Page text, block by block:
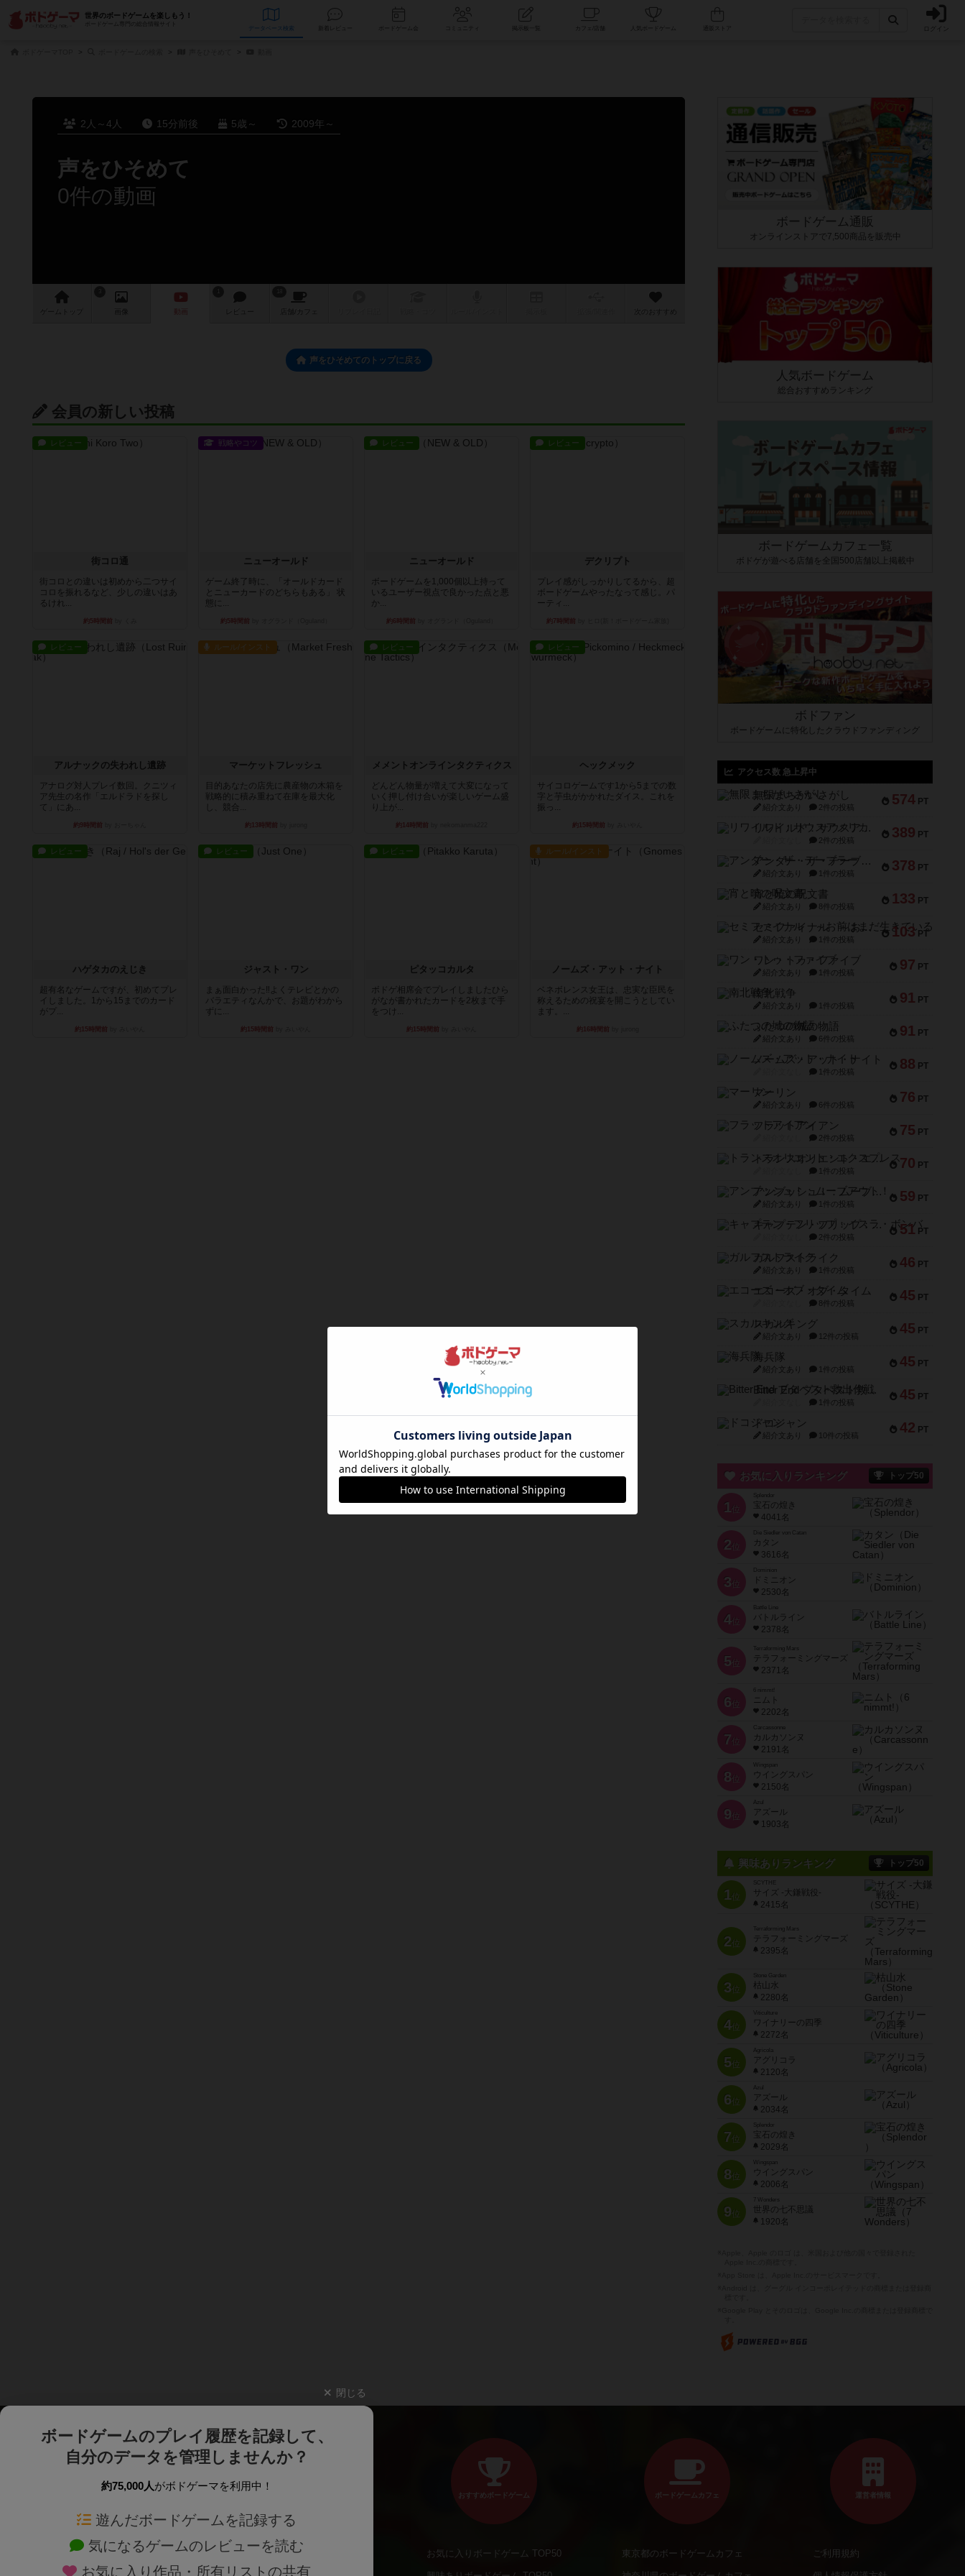
世界のボードゲームを楽しもう！
ボードゲーム専門の総合情報サイト
データベース コミュニティ 人気ボードゲーム ログイン
2人～4人 15分前後 5歳～ 2009年～
声をひそめて
0件の動画
ゲーム 画像 店舗/ カフェ 次のおすすめ
声をひそめてのトップに戻る
会員の新しい投稿
レビュー
街コロ通
街コロとの違いは初めから二つサイ
コロを振れるなど、少しの違いはあ
るけれ...
約5時間前
戦略やコツ
ニューオールド
ゲーム終了時に、「オールドカード
とニューカードのどちらもある」 状
態に...
約5時間前
レビュー
ニューオールド
ボードゲームを1,000個以上持って
いるユーザー視点で良かった点と悪
か...
約6時間前
レビュー
デクリプト
プレイ感がしっかりしてるから、超
ボードゲームやったなって感じ。パ
ーティ...
約7時間前
レビュー
アルナックの失われし遺跡
アナログ対人プレイ数回。クニツィ
ア先生の名作「エルドラドを探し
て」にあ...
約9時間前
ルール/インスト
マーケットフレッシュ
目的あなたの店先に農産物の木箱を
戦略的に積み重ねて在庫を最大化
し、競合...
約13時間前
レビュー
メメントオンラインタクティクス
どんどん物量が増えて大変になって
いく押し付け合いが楽しいゲーム盛
り上が...
約14時間前
レビュー
ヘックメック
サイコロゲームです1から5までの数
字と芋虫がかかれたダイス。これを
振っ...
約15時間前
レビュー
ハゲタカのえじき
超有名なゲームですが、初めてプレ
イしました。1から15までのカード
がプ...
約15時間前
レビュー
ジャスト・ワン
まぁ面白かった‼️よくテレビとかの
バラエティなんかで、お題がわから
ずに...
約15時間前
レビュー
ピタッコカルタ
ボドゲ相席会でプレイしましたひら
がなが書かれたカードを2枚まで手
をつけ...
約15時間前
ルール/インスト
ノームズ・アット・ナイト
ベネボレンス女王は、忠実な臣民を
称えるための祝宴を開こうとしてい
ます。...
約16時間前
ボードゲーム通販
オンラインストアで7,500商品を販売中
人気ボードゲーム
総合おすすめランキング
ボードゲームカフェ一覧
ボドゲが遊べる店舗を全国500店舗以上掲載中
ボドファン
ボードゲームに特化したクラウドファンディング
アクセス数 急上昇中
574 PT
無限まちがいさがし
紹介文あり 2件の投稿
389 PT
リワイルド：サウスアメリカ
2件の投稿
378 PT
アンダー・ザ・テーブラー
紹介文あり 1件の投稿
133 PT
宵と暁の呪文書
紹介文あり 8件の投稿
103 PT
セミファイナル ～お前はまだ生きている～
紹介文あり 1件の投稿
97 PT
ワン・トゥ・ファイブ
紹介文あり 1件の投稿
91 PT
南北戦争
紹介文あり 1件の投稿
91 PT
ふたつの城の物語
紹介文あり 6件の投稿
88 PT
ノームズ・アット・ナイト
1件の投稿
76 PT
マーリン
紹介文あり 6件の投稿
75 PT
フラットアイアン
2件の投稿
70 PT
トランスオリエント・エクスプレス
1件の投稿
59 PT
アンブッシュ！：ムーブアウト！
紹介文あり 1件の投稿
51 PT
キャプテン・フリップ：イスラ・ボンバ
2件の投稿
46 PT
ガルフストライク
紹介文あり 1件の投稿
45 PT
エコーズ・オブ・タイム
8件の投稿
45 PT
スカルキング
紹介文あり 12件の投稿
45 PT
海兵隊
紹介文あり 1件の投稿
45 PT
Bitter End ブタペスト救出作戦
1件の投稿
42 PT
ドコジャン
紹介文あり 10件の投稿
お気に入りランキング トップ50
1 位
宝石の煌き
4041名
2 位
Die Siedler von Catan
カタン
3616名
3 位
ドミニオン
2530名
4位
Battle Line
バトルライン
2378名
5 位
Terraforming Mars
テラフォーミングマーズ
2371名
6 位
ニムト
2202名
7 位
Carcassonne
カルカソンヌ
2191名
8 位
Wingspan
ウイングスパン
2150名
9 位
Azul
アズール
1903名
興味ありランキング トップ50
1位
SCYTHE
サイズ -大鎌戦役-
2415名
2位
Terraforming Mars
テラフォーミングマーズ
2395名
3位
Stone Garden
枯山水
2280名
4位
Viticulture
ワイナリーの四季
2272名
5位
Agricola
アグリコラ
2120名
6位
Azul
アズール
2034名
7位
宝石の煌き
2029名
8位
Wingspan
ウイングスパン
2006名
9位
7 Wonders
世界の七不思議
1920名
閉じる
ボードゲームのプレイ履歴を記録して、
自分のデータを管理しませんか？
約75,000人がボドゲーマを利用中！
遊んだボードゲームを記録する
気になるゲームのレビューを読む
お気に入り作品・所有リストの共有
ボードゲームを検索する 新作・再入荷情報
おすすめボードゲーム
お気に入りボードゲーム TOP50
ボードゲームカフェ
東京都のボードゲームカフェ
運営者情報
ご利用規約